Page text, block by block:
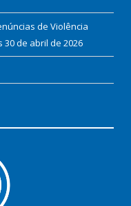
de Violência
30 de abril de 2026